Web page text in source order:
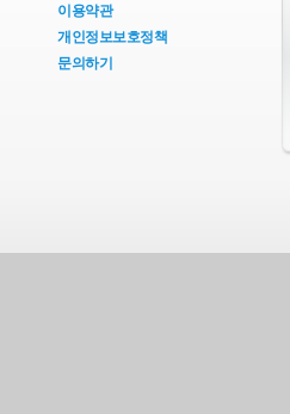
이용약관
개인정보보호정책
문의하기